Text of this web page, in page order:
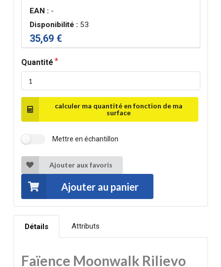
EAN : -
Disponibilité : 53
35,69 €
Quantité
calculer ma quantité en fonction de ma
surface
Mettre en échantillon
Ajouter aux favoris
Ajouter au panier
Détails Attributs
Faïence Moonwalk Rilievo